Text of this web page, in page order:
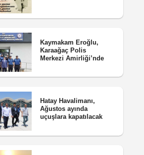
Kaymakam Eroğlu,
Karaağaç Polis
Merkezi Amirliği’nde
Hatay Havalimanı,
Ağustos ayında
uçuşlara kapatılacak